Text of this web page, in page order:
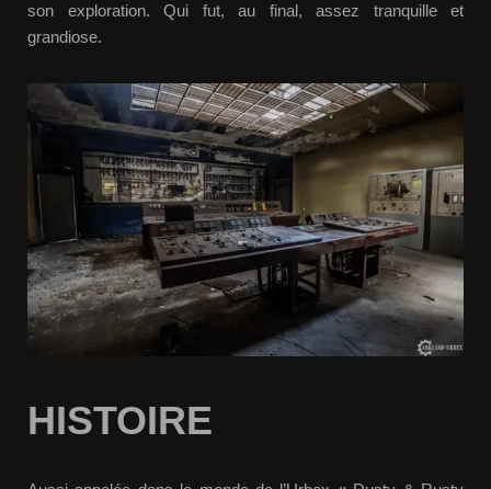
son exploration. Qui fut, au final, assez tranquille et
grandiose.
HISTOIRE